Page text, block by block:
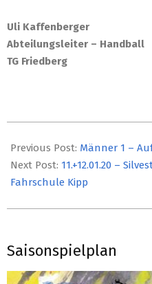
Uli Kaffenberger
Abteilungsleiter – Handball
TG Friedberg
12-
23
Previous Post: Männer 1 –
Next Post: 11.+12.01.20 –
Fahrschule Kipp
Saisonspielplan